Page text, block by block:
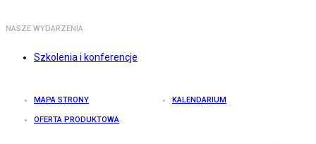
NASZE WYDARZENIA
Szkolenia i konferencje
MAPA STRONY KALENDARIUM
OFERTA PRODUKTOWA